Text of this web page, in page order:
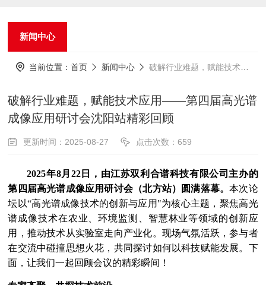
新闻中心
当前位置：首页 新闻中心 破解行业难题，赋能技术应用——第四届高光谱成像应用研讨会沈阳站精彩回顾
破解行业难题，赋能技术应用——第四届高光谱
成像应用研讨会沈阳站精彩回顾
更新时间：2025-08-27 点击次数：659
2025年8月22日，由江苏双利合谱科技有限公司主办的
第四届高光谱成像应用研讨会（北方站）圆满落幕。本次论
坛以“高光谱成像技术的创新与应用"为核心主题，聚焦高光
谱成像技术在农业、环境监测、智慧林业等领域的创新应
用，推动技术从实验室走向产业化。现场气氛活跃，参与者
在交流中碰撞思想火花，共同探讨如何以科技赋能发展。下
面，让我们一起回顾会议的精彩瞬间！